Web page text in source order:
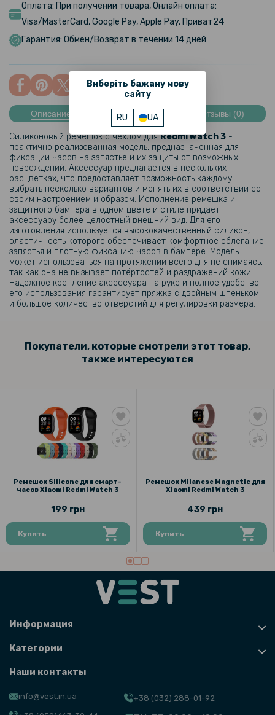
Виберіть бажану мову
сайту
RU UA
159 грн
199 грн
159 грн
Противоударная гидрогелевая пленка Hydrogel Film для Xiaomi
Redmi Watch 3 (6 шт), Transparent
118 грн
139 грн
Защитная рамка на заднюю камеру Epik Screen Saver для Apple
iPhone 14 Pro / iPhone 14 Pro Max
99 грн
119 грн
Защитное стекло SoftGlass Full Cover для смарт-часов Xiaomi
Redmi Watch 3, Black
Оплата: При получении товара, Онлайн оплата:
Visa/MasterCard, Google Pay, Apple Pay, Приват24
Гарантия: Обмен/Возврат в течении 14 дней
Описание Характеристики Отзывы (0)
Силиконовый ремешок с чехлом дляRedmi Watch 3 -
практично реализованная модель, предназначенная для
фиксации часов на запястье и их защиты от возможных
повреждений. Аксессуар предлагается в нескольких
расцветках, что предоставляет возможность каждому
выбрать несколько вариантов и менять их в соответствии со
своим настроением и образом. Исполнение ремешка и
защитного бампера в одном цвете и стиле придает
аксессуару более целостный внешний вид. Для его
изготовления используется высококачественный силикон,
эластичность которого обеспечивает комфортное облегание
запястья и плотную фиксацию часов в бампере. Модель
может использоваться на протяжении всего дня не снимаясь,
так как она не вызывает потёртостей и раздражений кожи.
Надежное крепление аксессуара на руке и полное удобство
его использования гарантирует пряжка с двойным шпеньком
и большое количество отверстий для регулировки размера.
Покупатели, которые смотрели этот товар,
также интересуются
Ремешок Silicone для смарт-
часов Xiaomi Redmi Watch 3
199 грн
Купить
Ремешок Milanese Magnetic для
Xiaomi Redmi Watch 3
439 грн
Купить
Информация
Категории
Наши контакты
info@vest.in.ua +38 (032) 288-01-92